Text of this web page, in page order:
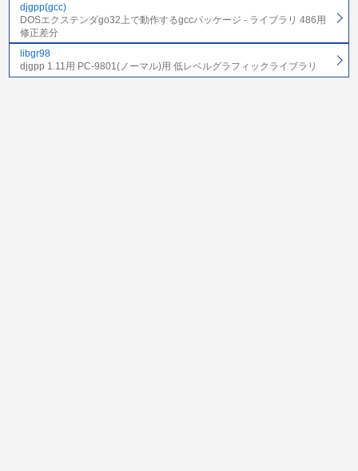
djgpp(gcc)
DOSエクステンダgo32上で動作するgccパッケージ - ライブラリ 486用
修正差分
libgr98
djgpp 1.11用 PC-9801(ノーマル)用 低レベルグラフィックライブラリ